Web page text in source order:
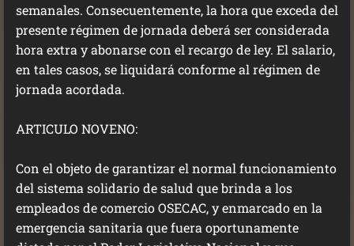
semanales. Consecuentemente, la hora que exceda del
presente régimen de jornada deberá ser considerada
hora extra y abonarse con el recargo de ley. El salario,
en tales casos, se liquidará conforme al régimen de
jornada acordada.
ARTICULO NOVENO:
Con el objeto de garantizar el normal funcionamiento
del sistema solidario de salud que brinda a los
empleados de comercio OSECAC, y enmarcado en la
emergencia sanitaria que fuera oportunamente